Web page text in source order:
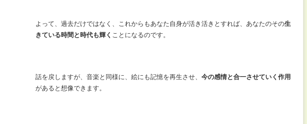
よ って、過去だけではなく、これからもあなた自身が活き活きとすれば、あなたのその生
きている時間と時代も輝く ことになるのです。
話を戻しますが、音楽と同様に、絵にも記憶を再生させ、 今の感情と合一させていく作用
があると想像できます。